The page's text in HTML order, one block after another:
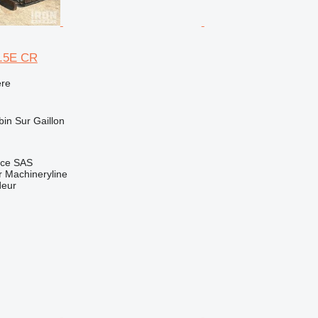
CR
Sur Gaillon
SAS
Machineryline